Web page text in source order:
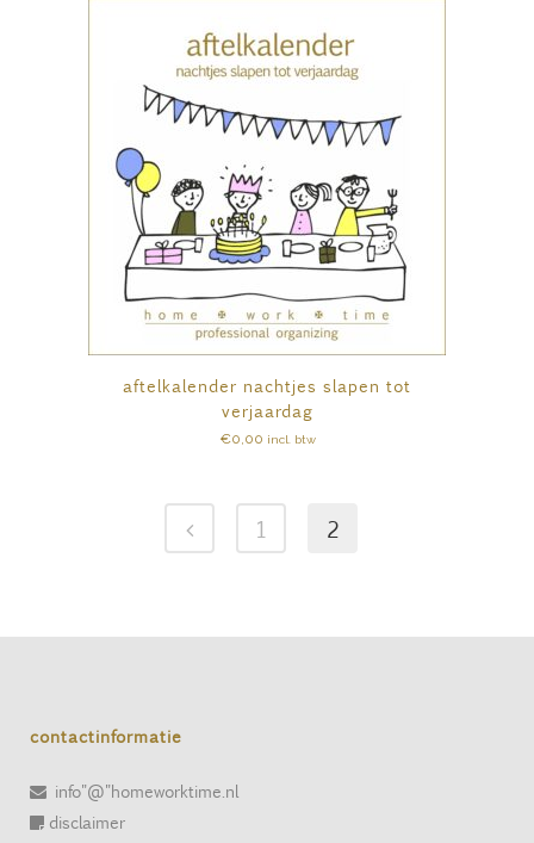
aftelkalender nachtjes slapen tot
verjaardag
€0,00 incl. btw
1 2
contactinformatie
info"@"homeworktime.nl
disclaimer